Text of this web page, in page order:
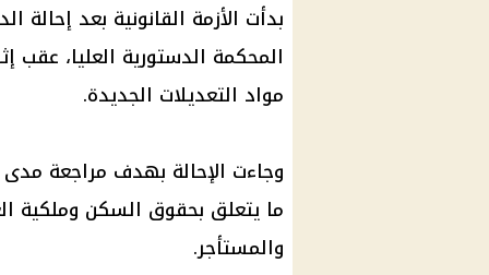
بدأت الأزمة القانونية بعد
المحكمة الدستورية العليا، عقب
مواد التعديلات الجديدة.
وجاءت الإحالة بهدف مراجعة
ما يتعلق بحقوق السكن وملكية
والمستأجر.